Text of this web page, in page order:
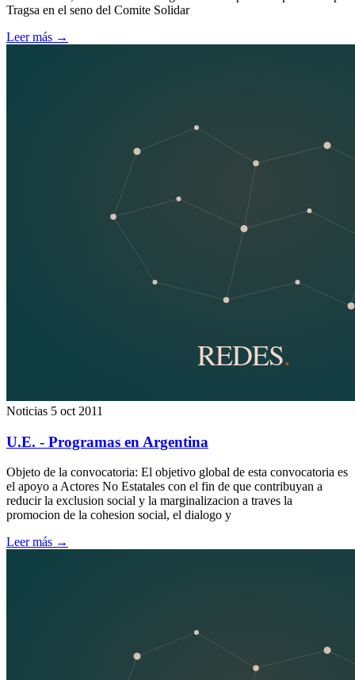
Tragsa en el seno del Comite Solidar
Leer más →
Noticias 5 oct 2011
U.E. - Programas en Argentina
Objeto de la convocatoria: El objetivo global de esta convocatoria es
el apoyo a Actores No Estatales con el fin de que contribuyan a
reducir la exclusion social y la marginalizacion a traves la
promocion de la cohesion social, el dialogo y
Leer más →